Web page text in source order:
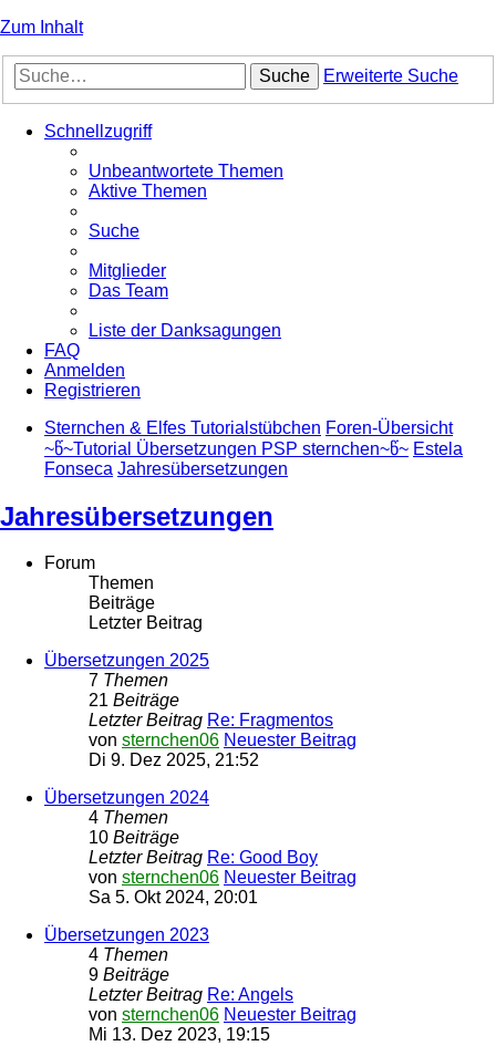
Zum Inhalt
Suche Erweiterte Suche
Schnellzugriff
Unbeantwortete Themen
Aktive Themen
Suche
Mitglieder
Das Team
Liste der Danksagungen
FAQ
Anmelden
Registrieren
Sternchen & Elfes Tutorialstübchen Foren-Übersicht
~წ~Tutorial Übersetzungen PSP sternchen~წ~ Estela
Fonseca Jahresübersetzungen
Jahresübersetzungen
Forum
Themen
Beiträge
Letzter Beitrag
Übersetzungen 2025
7 Themen
21 Beiträge
Letzter Beitrag Re: Fragmentos
von sternchen06 Neuester Beitrag
Di 9. Dez 2025, 21:52
Übersetzungen 2024
4 Themen
10 Beiträge
Letzter Beitrag Re: Good Boy
von sternchen06 Neuester Beitrag
Sa 5. Okt 2024, 20:01
Übersetzungen 2023
4 Themen
9 Beiträge
Letzter Beitrag Re: Angels
von sternchen06 Neuester Beitrag
Mi 13. Dez 2023, 19:15